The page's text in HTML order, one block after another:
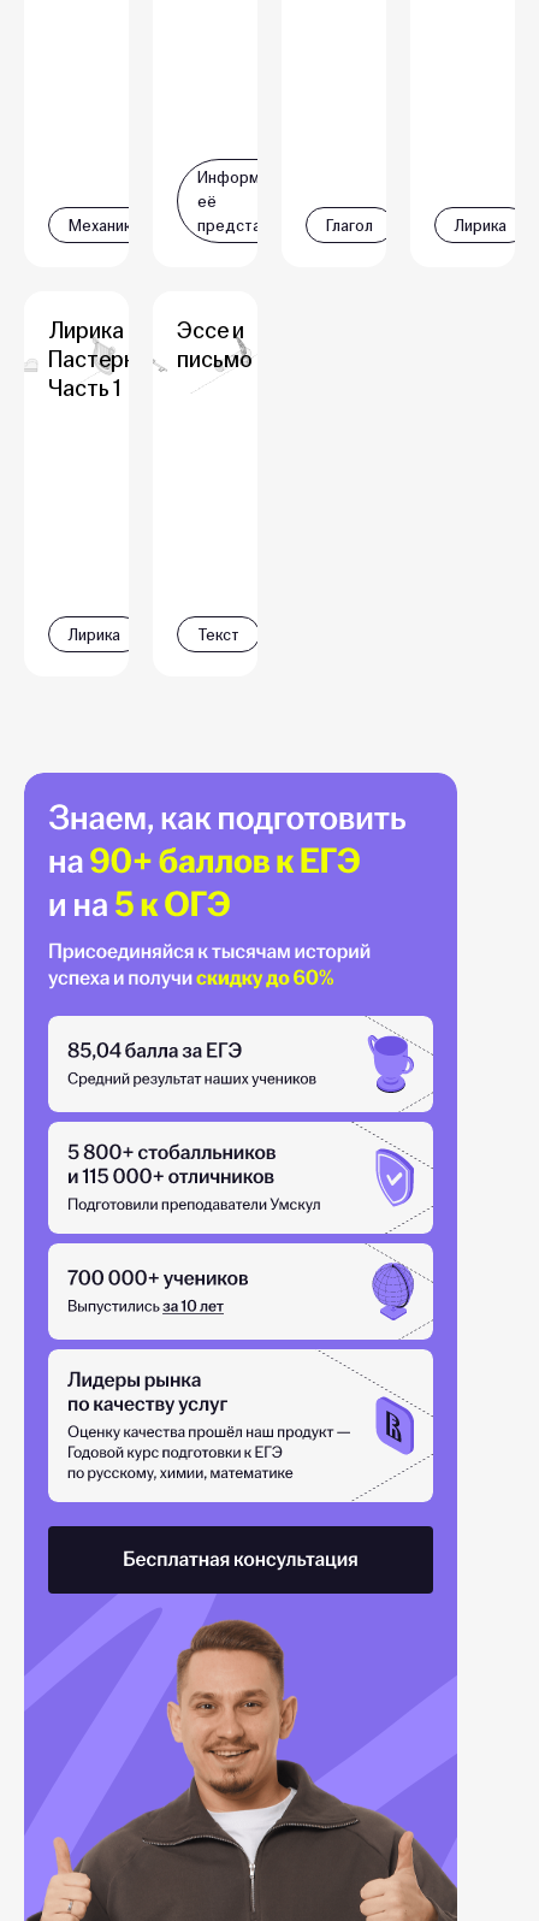
Механика
Информация и
её
представление
Глагол Лирика
Лирика Б.Л.
Пастернака.
Часть 1
Лирика
Эссе и
письмо
Текст